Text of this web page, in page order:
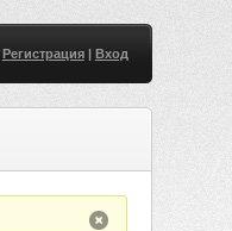
Регистрация| Вход